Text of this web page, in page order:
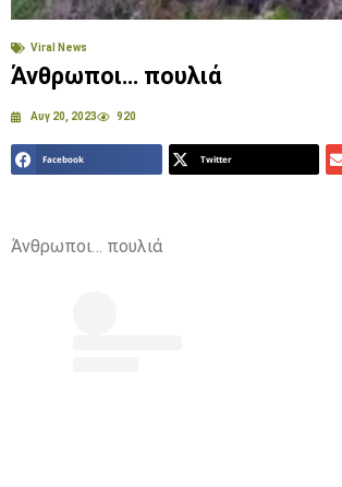
Viral News
Άνθρωποι… πουλιά
Αυγ 20, 2023 920
Facebook Twitter
Άνθρωποι… πουλιά